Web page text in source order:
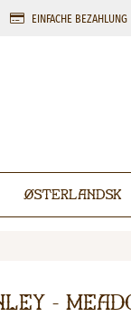
EINFACHE BEZAHLUNG
Østerlandsk
-